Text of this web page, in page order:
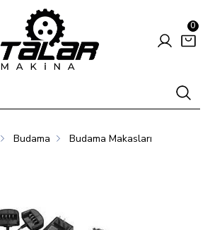
0
Budama
Budama Makasları